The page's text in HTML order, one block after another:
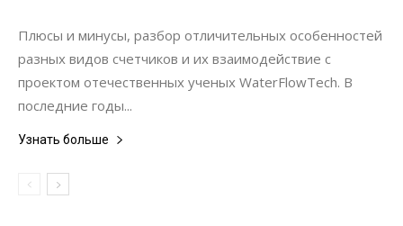
Плюсы и минусы, разбор отличительных особенностей
разных видов счетчиков и их взаимодействие с
проектом отечественных ученых WaterFlowTech. В
последние годы...
Узнать больше